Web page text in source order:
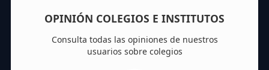
OPINIÓN COLEGIOS E INSTITUTOS
Consulta todas las opiniones de nuestros
usuarios sobre colegios